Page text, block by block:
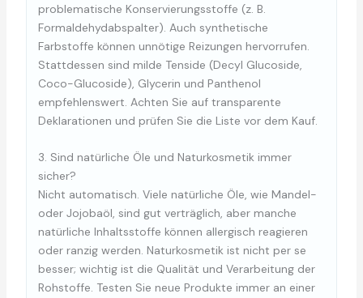
problematische Konservierungsstoffe (z. B.
Formaldehydabspalter). Auch synthetische
Farbstoffe können unnötige Reizungen hervorrufen.
Stattdessen sind milde Tenside (Decyl Glucoside,
Coco-Glucoside), Glycerin und Panthenol
empfehlenswert. Achten Sie auf transparente
Deklarationen und prüfen Sie die Liste vor dem Kauf.
3. Sind natürliche Öle und Naturkosmetik immer
sicher?
Nicht automatisch. Viele natürliche Öle, wie Mandel-
oder Jojobaöl, sind gut verträglich, aber manche
natürliche Inhaltsstoffe können allergisch reagieren
oder ranzig werden. Naturkosmetik ist nicht per se
besser; wichtig ist die Qualität und Verarbeitung der
Rohstoffe. Testen Sie neue Produkte immer an einer